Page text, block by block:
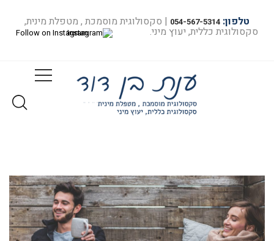
טלפון: 054-567-5314 | סקסולוגית מוסמכת , מטפלת מינית,
סקסולוגית כללית, יעוץ מיני. Follow on Instagram
שפיכה מוקדמת המדריך חלק ב
שפיכה מוקדמת המדריך חלק ב...